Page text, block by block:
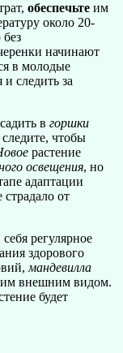
обеспечьте им
около 20-
начинают
в молодые
следить за
в горшки
чтобы
растение
освещения, но
адаптации
от
регулярное
здорового
мандевилла
внешним видом.
будет